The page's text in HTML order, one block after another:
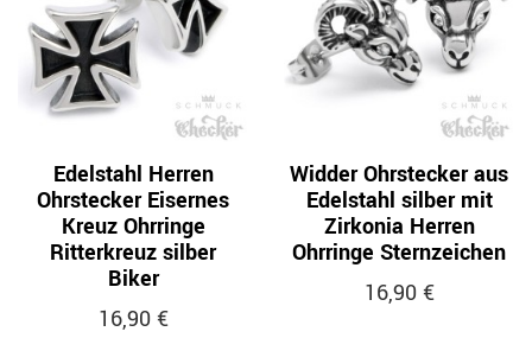
Edelstahl Herren
Ohrstecker Eisernes
Kreuz Ohrringe
Ritterkreuz silber
Biker
16,90 €
Widder Ohrstecker aus
Edelstahl silber mit
Zirkonia Herren
Ohrringe Sternzeichen
16,90 €